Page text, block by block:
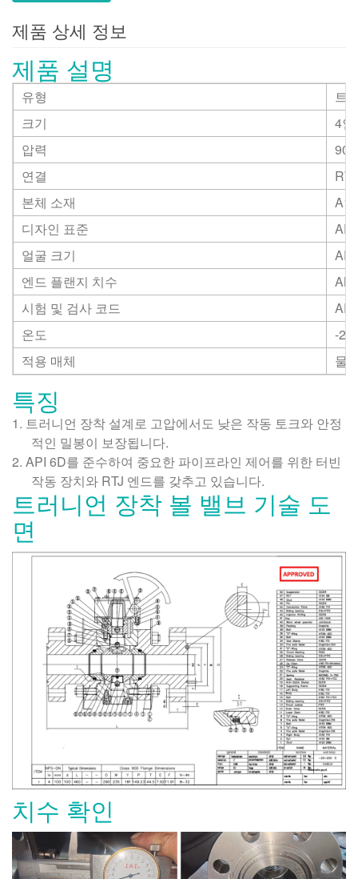
제품 상세 정보
제품 설명
유형
트
크기
4인
압력
연결
RTJ
본체 소재
디자인 표준
얼굴 크기
엔드 플랜지 치수
시험 및 검사 코드
온도
-20
적용 매체
물,
특징
1. 트러니언 장착 설계로 고압에서도 낮은 작동 토크와 안정
적인 밀봉이 보장됩니다.
2. API 6D를 준수하여 중요한 파이프라인 제어를 위한 터빈
작동 장치와 RTJ 엔드를 갖추고 있습니다.
트러니언 장착 볼 밸브 기술 도
면
치수 확인